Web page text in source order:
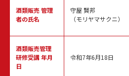
酒類販売管理
者の氏名
酒類販売管理
研修受講 年月
日
守屋 賢邦
（モリヤマサクニ）
令和7年6月18日